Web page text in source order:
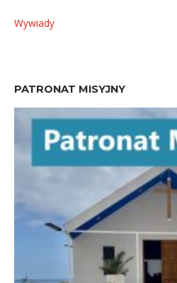
Wywiady
PATRONAT MISYJNY